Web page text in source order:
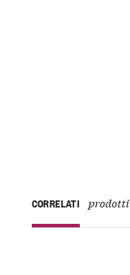
CORRELATI prodotti